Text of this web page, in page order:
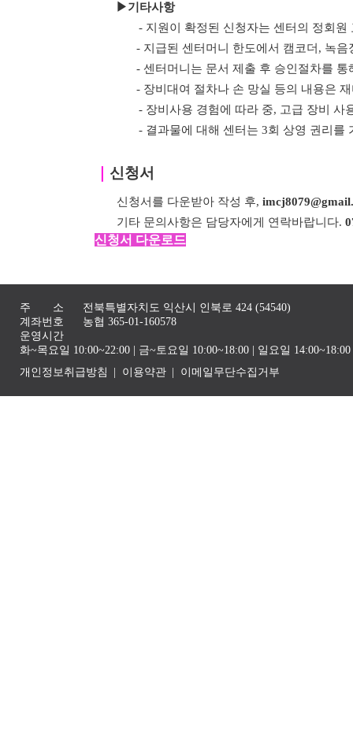
▶기타사항
- 지원이 확정된 신청자는 센터의 정회원
- 지급된 센터머니 한도에서 캠코더, 녹
- 센터머니는 문서 제출 후 승인절차를
- 장비대여 절차나 손 망실 등의 내용은
- 장비사용 경험에 따라 중, 고급 장비 사
- 결과물에 대해 센터는 3회 상영 권리를
신청서
신청서를 다운받아 작성 후,
기타 문의사항은 담당자에게 연락바랍니다.
신청서 다운로드
주 소
전북특별자치도 익산시 인북로 424 (54540)
계좌번호
농협 365-01-160578
운영시간
화~목요일 10:00~22:00 | 금~토요일 10:00~18:00 | 일요일
개인정보취급방침
이용약관 이메일무단수집거부